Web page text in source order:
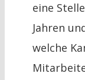
eine
Jahren
welche